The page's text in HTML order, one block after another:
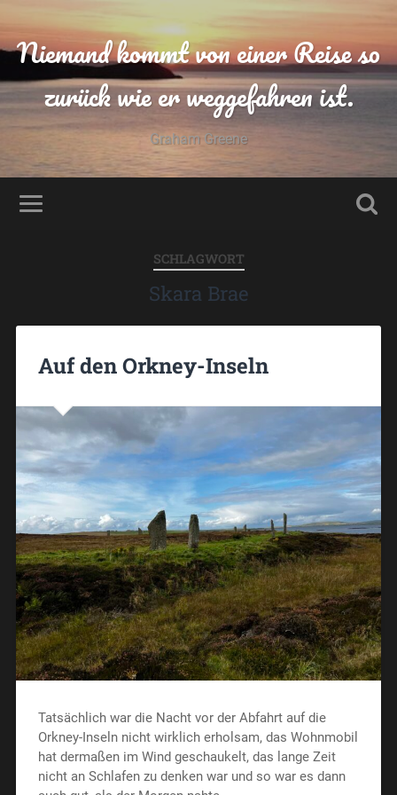
Niemand kommt von einer Reise so
zurück wie er weggefahren ist.
Graham Greene
SCHLAGWORT
Skara Brae
Auf den Orkney-Inseln
Tatsächlich war die Nacht vor der Abfahrt auf die
Orkney-Inseln nicht wirklich erholsam, das Wohnmobil
hat dermaßen im Wind geschaukelt, das lange Zeit
nicht an Schlafen zu denken war und so war es dann